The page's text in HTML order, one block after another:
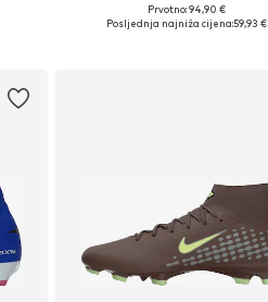
Dostupno u više veličina
Prvotno: 94,90 €
Posljednja najniža cijena:59,93 €